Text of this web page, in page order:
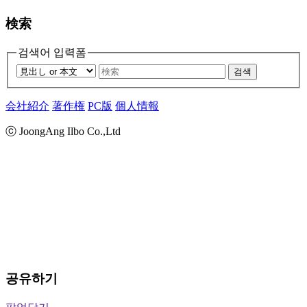
検索
검색어 입력폼
검색
会社紹介 著作権 PC版 個人情報
ⓒ JoongAng Ilbo Co.,Ltd
공유하기